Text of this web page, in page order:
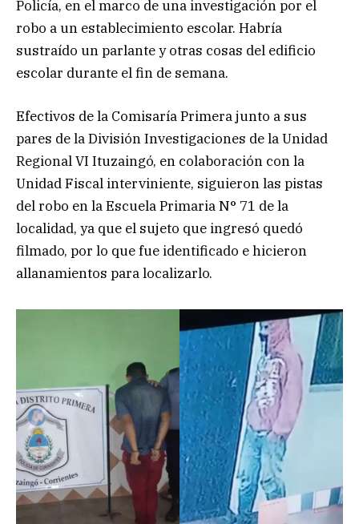
Policía, en el marco de una investigación por el
robo a un establecimiento escolar. Habría
sustraído un parlante y otras cosas del edificio
escolar durante el fin de semana.
Efectivos de la Comisaría Primera junto a sus
pares de la División Investigaciones de la Unidad
Regional VI Ituzaingó, en colaboración con la
Unidad Fiscal interviniente, siguieron las pistas
del robo en la Escuela Primaria N° 71 de la
localidad, ya que el sujeto que ingresó quedó
filmado, por lo que fue identificado e hicieron
allanamientos para localizarlo.